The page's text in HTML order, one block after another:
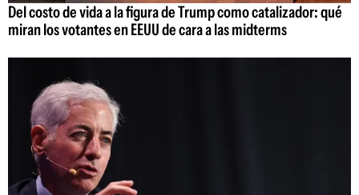
Del costo de vida a la figura de Trump como catalizador: qué
miran los votantes en EEUU de cara a las midterms